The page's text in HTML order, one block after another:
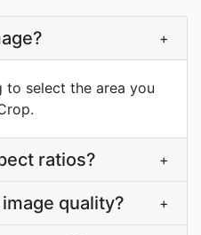
+
to select the area you
ratios? +
quality? +